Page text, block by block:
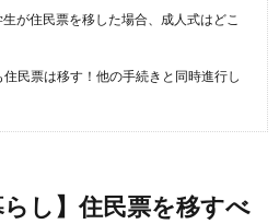
が住民票を移した場合、成人式はどこ
民票は移す！他の手続きと同時進行し
し】住民票を移すべ